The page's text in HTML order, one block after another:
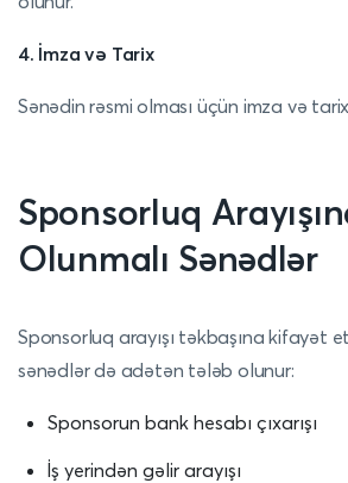
4. İmza və Tarix
Sənədin rəsmi olması üçün imza və
Sponsorluq
Olunmalı Sənədlər
Sponsorluq arayışı təkbaşına kifayət
sənədlər də adətən tələb olunur:
Sponsorun bank hesabı çıxarışı
İş yerindən gəlir arayışı